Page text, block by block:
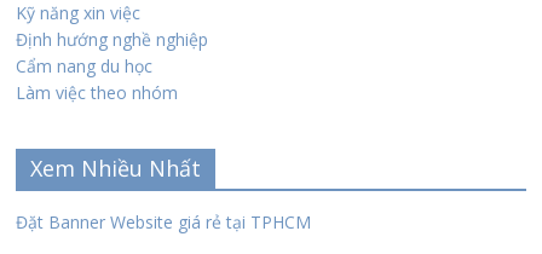
Kỹ năng xin việc
Định hướng nghề nghiệp
Cẩm nang du học
Làm việc theo nhóm
Xem Nhiều Nhất
Đặt Banner Website giá rẻ tại TPHCM